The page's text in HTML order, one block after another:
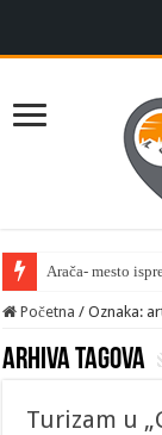
Arača- mesto
Početna / Oznaka:
Arhiva tagova
Turizam u